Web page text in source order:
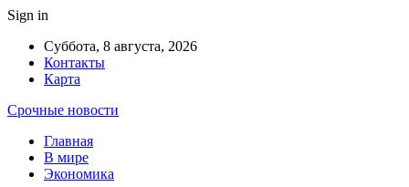
Sign in
Суббота, 8 августа, 2026
Контакты
Карта
Срочные новости
Главная
В мире
Экономика